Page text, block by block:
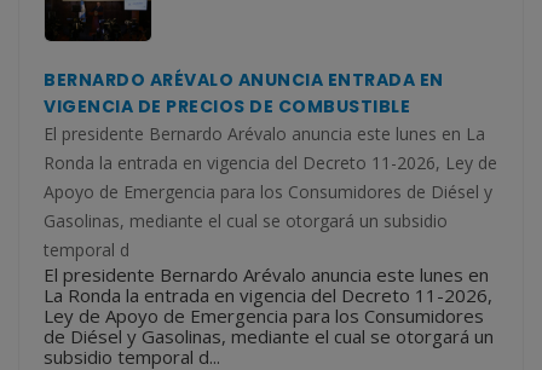
BERNARDO ARÉVALO ANUNCIA ENTRADA EN
VIGENCIA DE PRECIOS DE COMBUSTIBLE
El presidente Bernardo Arévalo anuncia este lunes en La
Ronda la entrada en vigencia del Decreto 11-2026, Ley de
Apoyo de Emergencia para los Consumidores de Diésel y
Gasolinas, mediante el cual se otorgará un subsidio
temporal d
El presidente Bernardo Arévalo anuncia este lunes en
La Ronda la entrada en vigencia del Decreto 11-2026,
Ley de Apoyo de Emergencia para los Consumidores
de Diésel y Gasolinas, mediante el cual se otorgará un
subsidio temporal d...